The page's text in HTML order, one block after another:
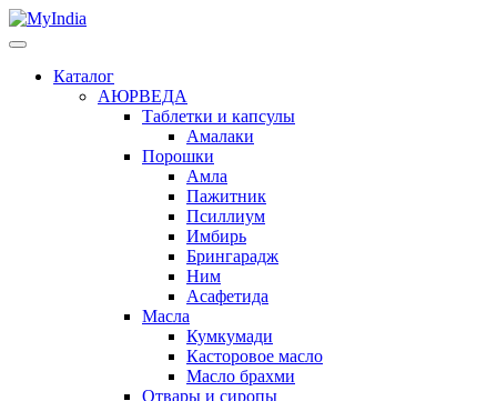
Каталог
АЮРВЕДА
Таблетки и капсулы
Амалаки
Порошки
Амла
Пажитник
Псиллиум
Имбирь
Брингарадж
Ним
Асафетида
Масла
Кумкумади
Касторовое масло
Масло брахми
Отвары и сиропы